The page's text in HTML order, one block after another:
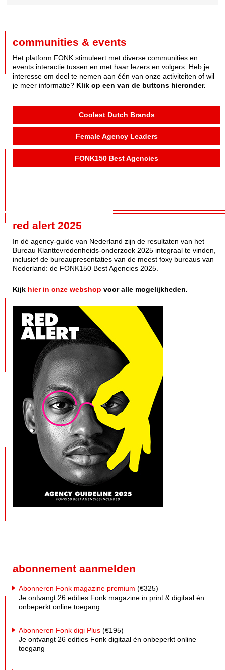
communities & events
Het platform FONK stimuleert met diverse communities en
events interactie tussen en met haar lezers en volgers. Heb je
interesse om deel te nemen aan één van onze activiteiten of wil
je meer informatie? Klik op een van de buttons hieronder.
Coolest Dutch Brands
Female Agency Leaders
FONK150 Best Agencies
red alert 2025
In dè agency-guide van Nederland zijn de resultaten van het
Bureau Klanttevredenheids-onderzoek 2025 integraal te vinden,
inclusief de bureaupresentaties van de meest foxy bureaus van
Nederland: de FONK150 Best Agencies 2025.
Kijk hier in onze webshop voor alle mogelijkheden.
abonnement aanmelden
Abonneren Fonk magazine premium (€325)
Je ontvangt 26 edities Fonk magazine in print & digitaal én
onbeperkt online toegang
Abonneren Fonk digi Plus (€195)
Je ontvangt 26 edities Fonk digitaal én onbeperkt online
toegang